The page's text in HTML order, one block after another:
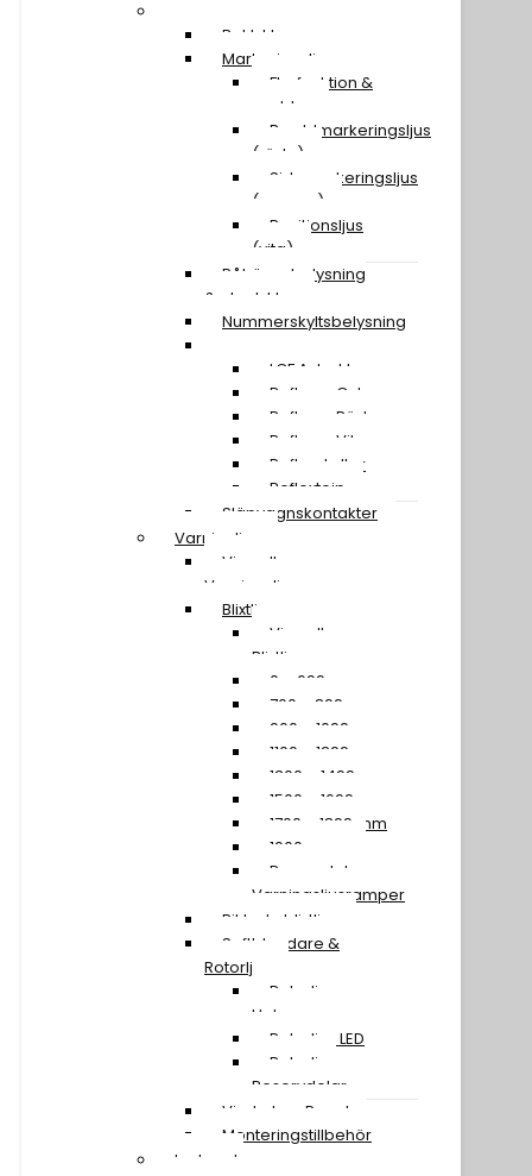
Baklyktor
Markeringsljus
Flerfunktion &
snablar
Breddmarkeringsljus
(röda)
Sidomarkeringsljus
(orange)
Positionsljus
(vita)
Påhängsbelysning
& ploglyktor
Nummerskyltsbelysning
LGF A-traktor
Reflexer Gula
Reflexer Röda
Reflexer Vita
Reflexskyltar
Reflextejp
Släpvagnskontakter
Varningljus
Visa alla
Varningsljus
Blixtljusramper
Visa alla
Blixtljusramper
0 – 699 mm
700 – 899 mm
900 – 1099 mm
1100 – 1299 mm
1300 – 1499 mm
1500 – 1699 mm
1700 – 1899 mm
1900 mm »
Reservdelar
Varningsljusramper
Riktade blixtljus
Saftblandare &
Rotorljus
Rotorljus
Halogen
Rotorljus LED
Rotorljus
Reservdelar
Vindruta – Panel
Monteringstillbehör
Led- och